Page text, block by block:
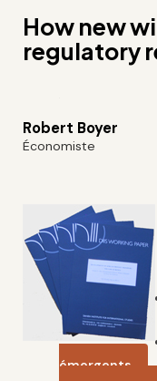
How new
regulatory
Robert Boyer
Économiste
émergents